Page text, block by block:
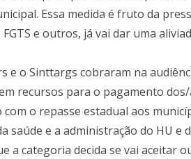
Essa medida é fruto da
e outros, já vai dar uma
e o Sinttargs cobraram na
recursos para o pagamento
o repasse estadual aos
e a administração do HU e
categoria decida se vai aceitar